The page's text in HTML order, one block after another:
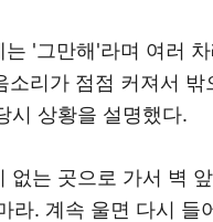
는 '그만해'라며 여러
소리가 점점 커져서 밖
시 상황을 설명했다.
없는 곳으로 가서 벽
라. 계속 울면 다시 들